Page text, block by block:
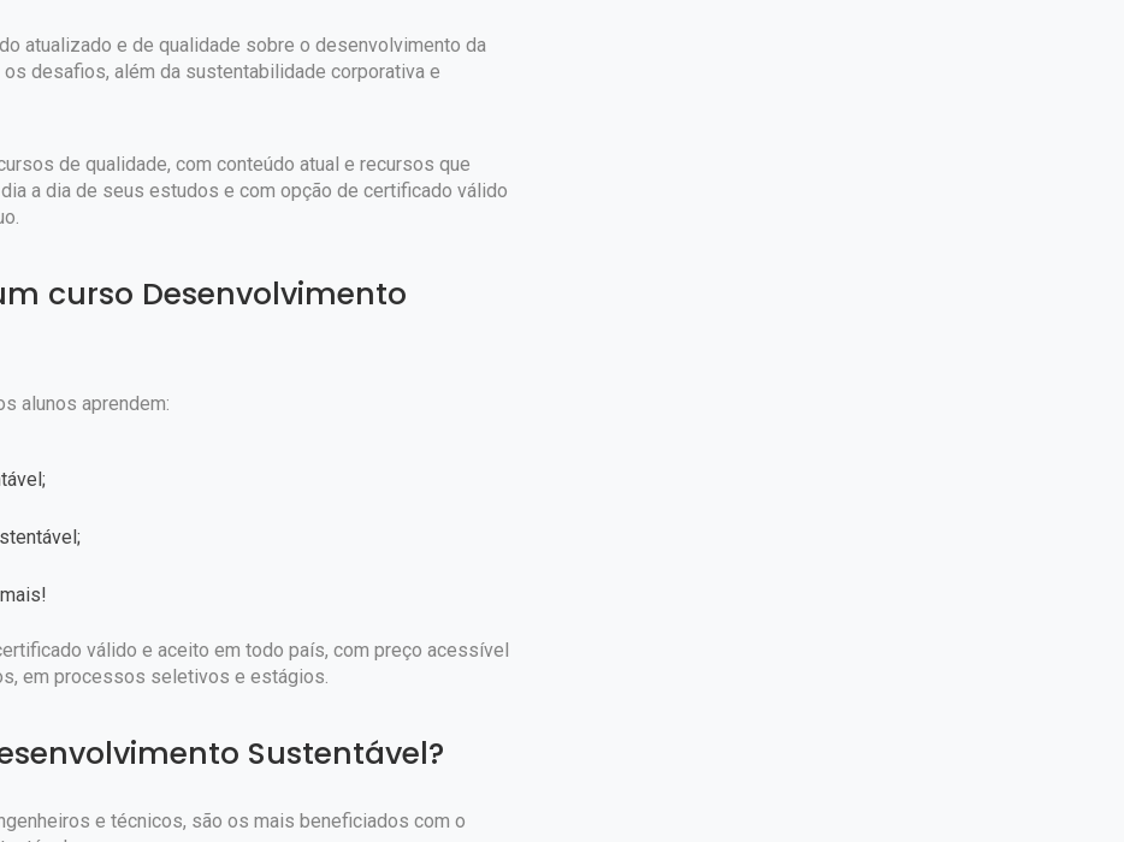
atualizado e de qualidade sobre o desenvolvimento da
desafios, além da sustentabilidade corporativa e
de qualidade, com conteúdo atual e recursos que
a dia de seus estudos e com opção de certificado válido
curso Desenvolvimento
alunos aprendem:
válido e aceito em todo país, com preço acessível
em processos seletivos e estágios.
Sustentável?
e técnicos, são os mais beneficiados com o